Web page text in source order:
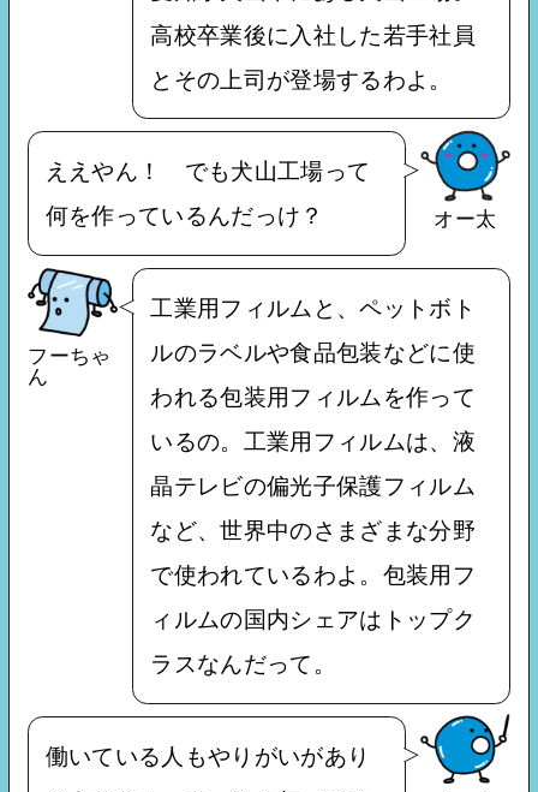
高校卒業後に入社した若手社員
とその上司が登場するわよ。
オー太
ええやん！ でも犬山工場って
何を作っているんだっけ？
フーちゃ
ん
工業用フィルムと、ペットボト
ルのラベルや食品包装などに使
われる包装用フィルムを作って
いるの。工業用フィルムは、液
晶テレビの偏光子保護フィルム
など、世界中のさまざまな分野
で使われているわよ。包装用フ
ィルムの国内シェアはトップク
ラスなんだって。
働いている人もやりがいがあり